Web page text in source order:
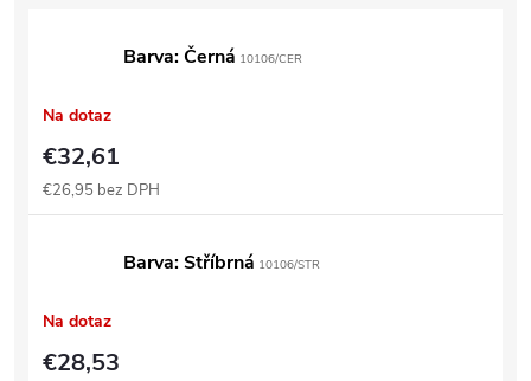
Barva: Černá 10106/CER
Na dotaz
€32,61
€26,95 bez DPH
Barva: Stříbrná 10106/STR
Na dotaz
€28,53